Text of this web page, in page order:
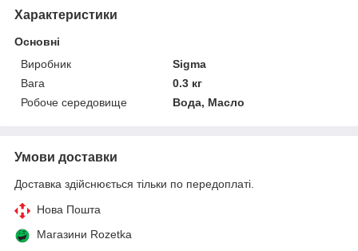
Характеристики
Основні
Виробник
Sigma
Вага
0.3 кг
Робоче середовище
Вода, Масло
Умови доставки
Доставка здійснюється тільки по передоплаті.
Нова Пошта
Магазини Rozetka